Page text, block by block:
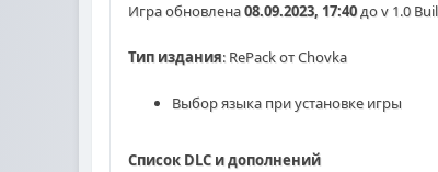
Игра обновлена08.09.2023, 17:40до v 1.0
Тип издания: RePack от Chovka
Выбор языка при установке игры
Список DLC и дополнений